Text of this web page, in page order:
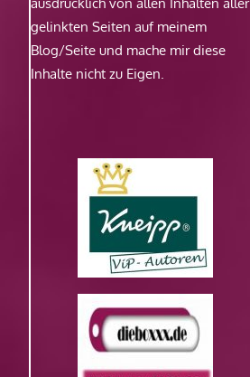
gelinkten Seiten auf meinem
Blog/Seite und mache mir diese
Inhalte nicht zu Eigen.